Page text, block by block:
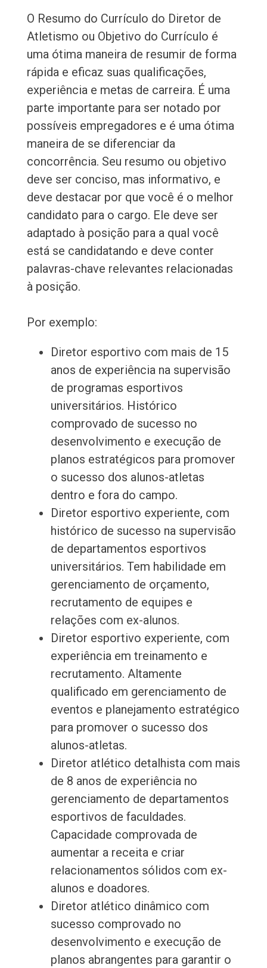
O Resumo do Currículo do Diretor de
Atletismo ou Objetivo do Currículo é
uma ótima maneira de resumir de forma
rápida e eficaz suas qualificações,
experiência e metas de carreira. É uma
parte importante para ser notado por
possíveis empregadores e é uma ótima
maneira de se diferenciar da
concorrência. Seu resumo ou objetivo
deve ser conciso, mas informativo, e
deve destacar por que você é o melhor
candidato para o cargo. Ele deve ser
adaptado à posição para a qual você
está se candidatando e deve conter
palavras-chave relevantes relacionadas
à posição.
Por exemplo:
Diretor esportivo com mais de 15
anos de experiência na supervisão
de programas esportivos
universitários. Histórico
comprovado de sucesso no
desenvolvimento e execução de
planos estratégicos para promover
o sucesso dos alunos-atletas
dentro e fora do campo.
Diretor esportivo experiente, com
histórico de sucesso na supervisão
de departamentos esportivos
universitários. Tem habilidade em
gerenciamento de orçamento,
recrutamento de equipes e
relações com ex-alunos.
Diretor esportivo experiente, com
experiência em treinamento e
recrutamento. Altamente
qualificado em gerenciamento de
eventos e planejamento estratégico
para promover o sucesso dos
alunos-atletas.
Diretor atlético detalhista com mais
de 8 anos de experiência no
gerenciamento de departamentos
esportivos de faculdades.
Capacidade comprovada de
aumentar a receita e criar
relacionamentos sólidos com ex-
alunos e doadores.
Diretor atlético dinâmico com
sucesso comprovado no
desenvolvimento e execução de
planos abrangentes para garantir o